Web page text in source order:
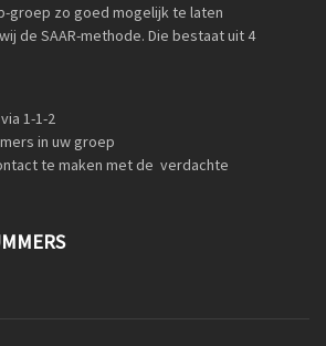
groep zo goed mogelijk te laten
de SAAR-methode. Die bestaat uit 4
1-1-2
in uw groep
te maken met de verdachte